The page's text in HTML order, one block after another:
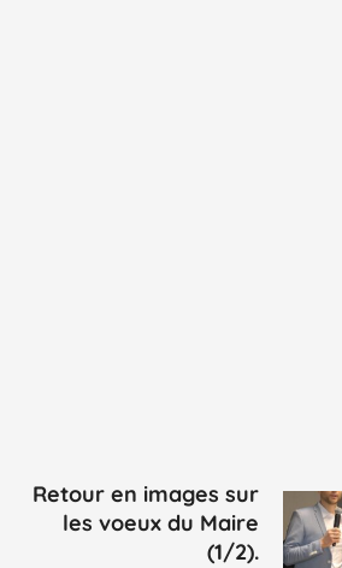
Retour en images sur
les voeux du Maire
(1/2).